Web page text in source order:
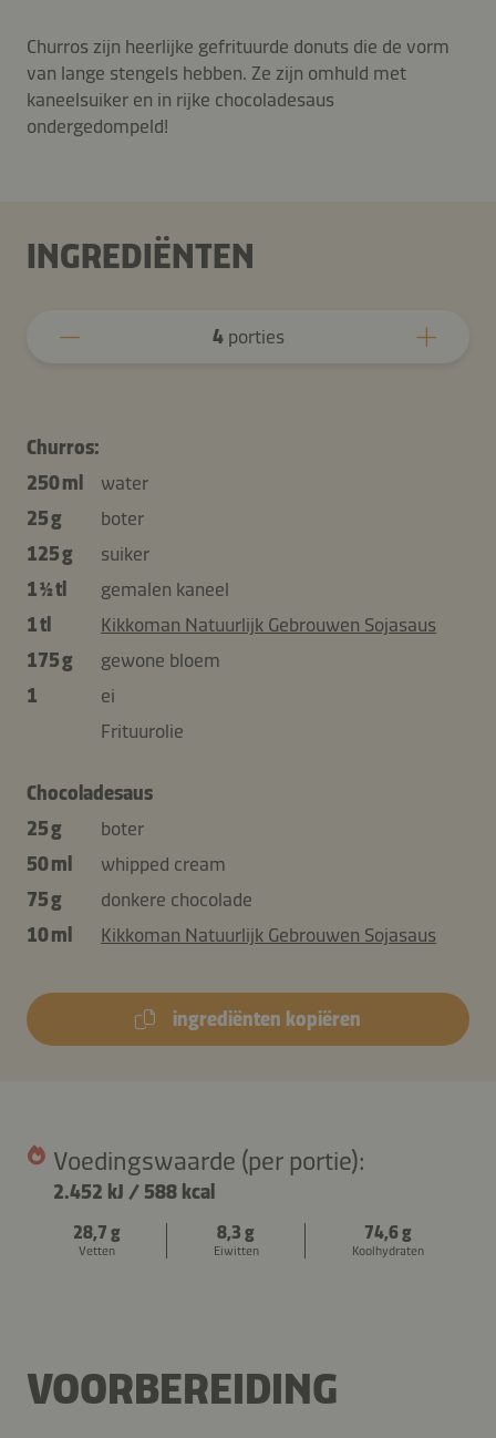
Churros zijn heerlijke gefrituurde donuts die de vorm
van lange stengels hebben. Ze zijn omhuld met
kaneelsuiker en in rijke chocoladesaus
ondergedompeld!
INGREDIËNTEN
4porties
Churros:
250 ml
water
25 g
boter
125 g
suiker
1 ½ tl
gemalen kaneel
1 tl
Kikkoman Natuurlijk Gebrouwen Sojasaus
175 g
gewone bloem
1
ei
Frituurolie
Chocoladesaus
25 g
boter
50 ml
whipped cream
75 g
donkere chocolade
10 ml
Kikkoman Natuurlijk Gebrouwen Sojasaus
ingrediënten kopiëren
Voedingswaarde (per portie):
2.452 kJ / 588 kcal
28,7 g
Vetten
8,3 g
Eiwitten
74,6 g
Koolhydraten
VOORBEREIDING